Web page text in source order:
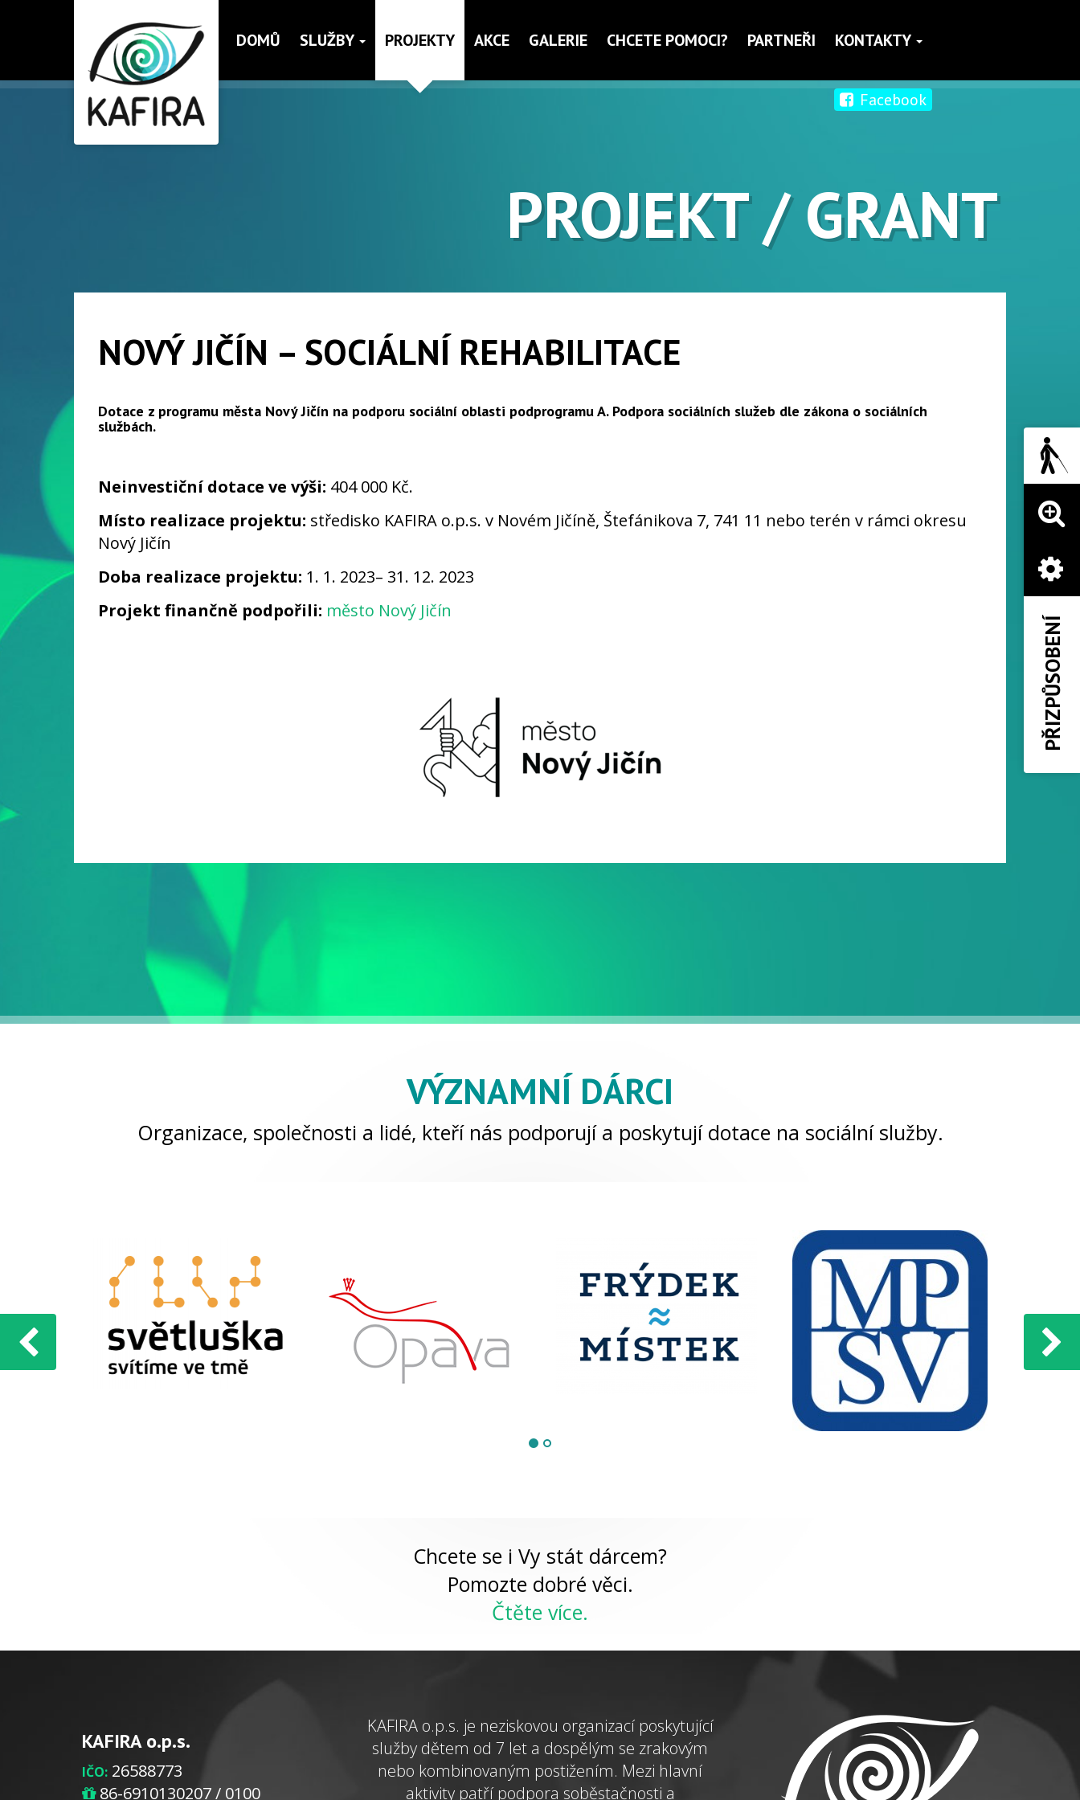
DOMŮ SLUŽBY PROJEKTY AKCE GALERIE CHCETE POMOCI? PARTNEŘI KONTAKTY
Facebook
PROJEKT / GRANT
NOVÝ JIČÍN – SOCIÁLNÍ REHABILITACE
Dotace z programu města Nový Jičín na podporu sociální oblasti podprogramu A. Podpora sociálních služeb dle zákona o sociálních
službách.
Neinvestiční dotace ve výši: 404 000 Kč.
Místo realizace projektu: středisko KAFIRA o.p.s. v Novém Jičíně, Štefánikova 7, 741 11 nebo terén v rámci okresu
Nový Jičín
Doba realizace projektu: 1. 1. 2023– 31. 12. 2023
Projekt finančně podpořili: město Nový Jičín
VÝZNAMNÍ DÁRCI
Organizace, společnosti a lidé, kteří nás podporují a poskytují dotace na sociální služby.
Chcete se i Vy stát dárcem?
Pomozte dobré věci.
Čtěte více.
KAFIRA o.p.s.
IČO: 26588773
86-6910130207 / 0100
KAFIRA o.p.s. je neziskovou organizací poskytující
služby dětem od 7 let a dospělým se zrakovým
nebo kombinovaným postižením. Mezi hlavní
aktivity patří podpora soběstačnosti a
PŘIZPŮSOBENÍ